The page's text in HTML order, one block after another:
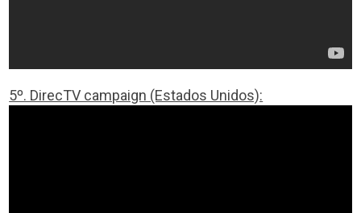
5º. DirecTV campaign (Estados Unidos):